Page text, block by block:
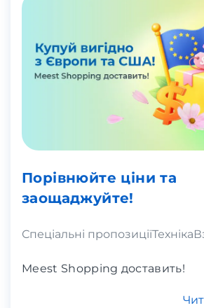
Порівнюйте ціни та
заощаджуйте!
Спеціальні пропозиціїТехніка
Meest Shopping доставить!